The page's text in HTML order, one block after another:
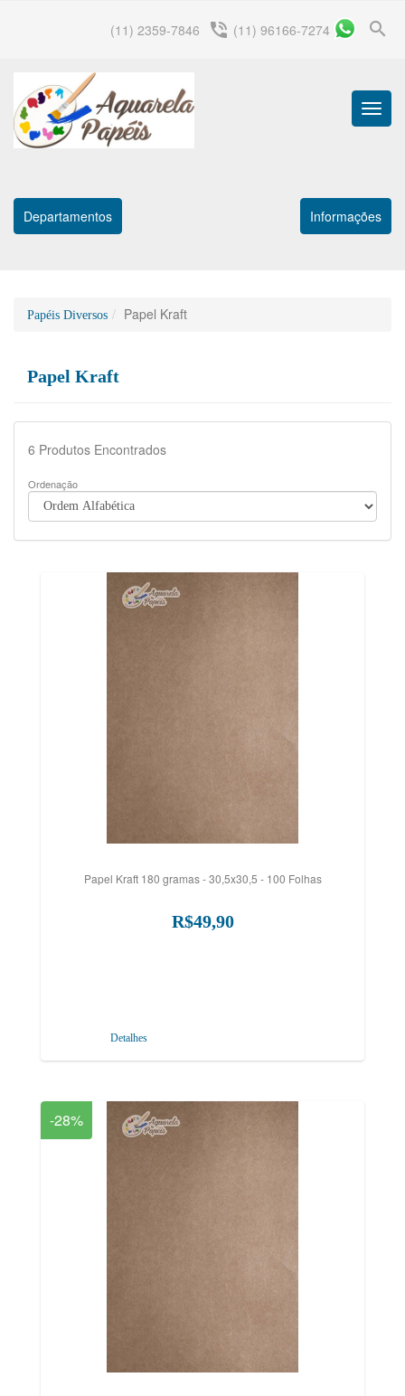
search
(11) 2359-7846 phone_in_talk (11) 96166-7274
Menu
Departamentos Informações
Papéis Diversos Papel Kraft
Papel Kraft
6 Produtos Encontrados
Ordenação
Papel Kraft 180 gramas - 30,5x30,5 - 100 Folhas
R$49,90
Detalhes
-28%